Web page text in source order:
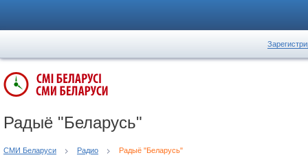
Радыё "Беларусь"
СМИ Беларуси Радио Радыё "Беларусь"